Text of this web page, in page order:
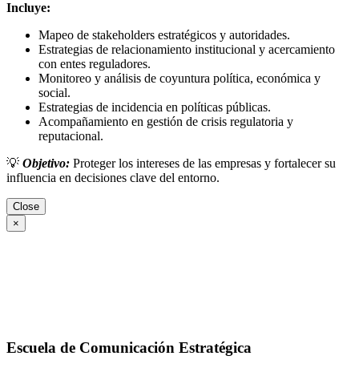
Incluye:
Mapeo de stakeholders estratégicos y autoridades.
Estrategias de relacionamiento institucional y acercamiento
con entes reguladores.
Monitoreo y análisis de coyuntura política, económica y
social.
Estrategias de incidencia en políticas públicas.
Acompañamiento en gestión de crisis regulatoria y
reputacional.
💡 Objetivo: Proteger los intereses de las empresas y fortalecer su
influencia en decisiones clave del entorno.
Close
×
Escuela de Comunicación Estratégica